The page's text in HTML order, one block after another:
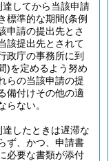
してから当該申請
標準的な期間(条例
申請の提出先とさ
該提出先とされて
政庁の事務所に到
)を定めるよう努め
らの当該申請の提
備付けその他の適
らない。
したときは遅滞な
ず、かつ、申請書
必要な書類が添付